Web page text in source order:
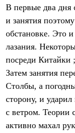
Брюки
Флисовая одежда
Куртки
Брюки
Термобелье
Теплое термобелье
Среднее термобелье
Легкое термобелье
Лёгкая одежда
Футболки
Рубашки
Толстовки
Брюки
В первые два дня
и занятия
обстановке. Это
лазания.
посреди Китайки
Затем занятия
Столбы, а
сторону, и
с ветром. Теории
активно махал